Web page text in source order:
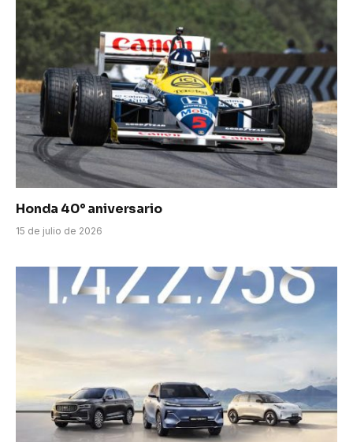
Honda 40° aniversario
15 de julio de 2026